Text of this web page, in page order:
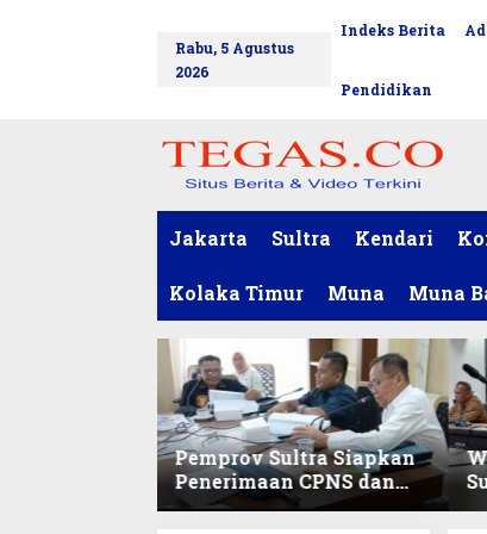
Rabu, 5 Agustus
2026
Indeks Berita
Pendidikan
Jakarta Sultra Kendari
Kolaka Timur Muna Muna
Pemprov Sultra Siapkan
Penerimaan CPNS dan
PPPK 2027, DPRD Sultra